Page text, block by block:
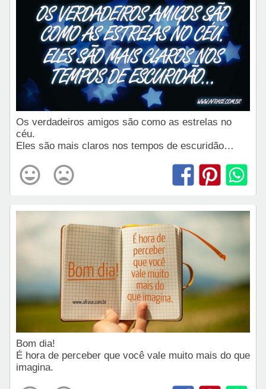
Os verdadeiros amigos são como as estrelas no
céu.
Eles são mais claros nos tempos de escuridão…
Bom dia!
É hora de perceber que você vale muito mais do que
imagina.